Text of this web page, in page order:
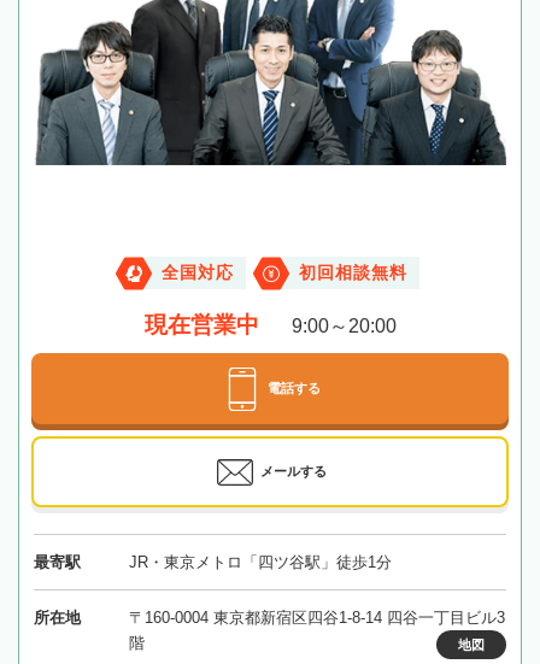
全国対応 初回相談無料
現在営業中 9:00～20:00
電話する
メールする
最寄駅 JR・東京メトロ「四ツ谷駅」徒歩1分
所在地
〒160-0004 東京都新宿区四谷1-8-14 四谷一丁目ビル3
階
地図